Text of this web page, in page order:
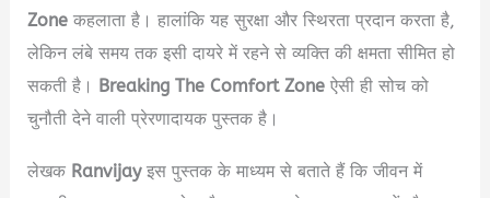
Zone कहलाता है। हालांकि यह सुरक्षा और स्थिरता प्रदान करता है,
लेकिन लंबे समय तक इसी दायरे में रहने से व्यक्ति की क्षमता सीमित हो
सकती है।
Breaking The Comfort Zone ऐसी ही सोच को
चुनौती देने वाली प्रेरणादायक पुस्तक है।
लेखक Ranvijayइस पुस्तक के माध्यम से बताते हैं कि जीवन में